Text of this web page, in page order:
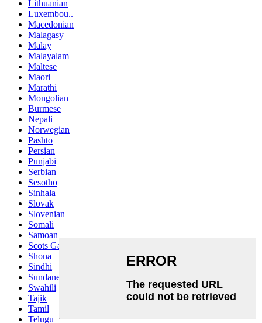
Lithuanian
Luxembou..
Macedonian
Malagasy
Malay
Malayalam
Maltese
Maori
Marathi
Mongolian
Burmese
Nepali
Norwegian
Pashto
Persian
Punjabi
Serbian
Sesotho
Sinhala
Slovak
Slovenian
Somali
Samoan
Scots Gaelic
Shona
Sindhi
Sundanese
Swahili
Tajik
Tamil
Telugu